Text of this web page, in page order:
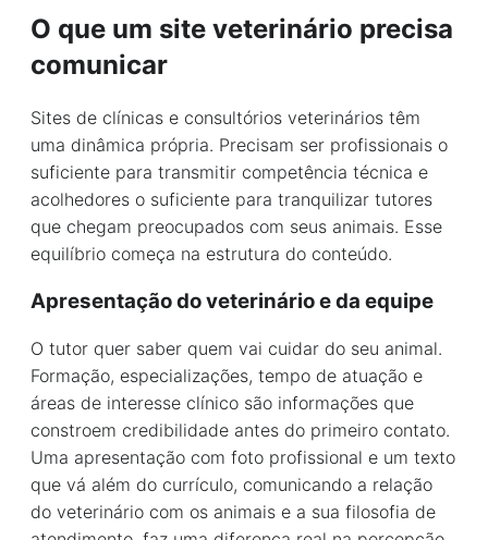
O que um site veterinário precisa
comunicar
Sites de clínicas e consultórios veterinários têm
uma dinâmica própria. Precisam ser profissionais o
suficiente para transmitir competência técnica e
acolhedores o suficiente para tranquilizar tutores
que chegam preocupados com seus animais. Esse
equilíbrio começa na estrutura do conteúdo.
Apresentação do veterinário e da equipe
O tutor quer saber quem vai cuidar do seu animal.
Formação, especializações, tempo de atuação e
áreas de interesse clínico são informações que
constroem credibilidade antes do primeiro contato.
Uma apresentação com foto profissional e um texto
que vá além do currículo, comunicando a relação
do veterinário com os animais e a sua filosofia de